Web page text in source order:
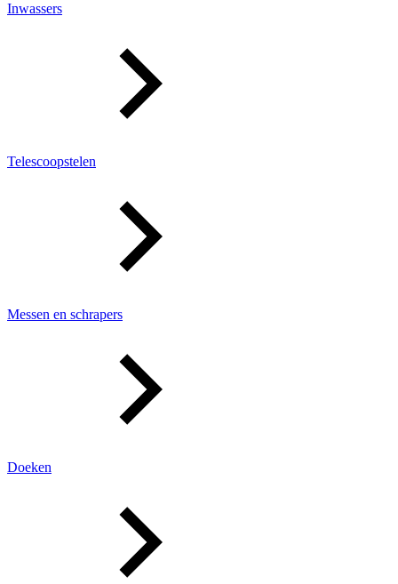
Inwassers
Telescoopstelen
Messen en schrapers
Doeken